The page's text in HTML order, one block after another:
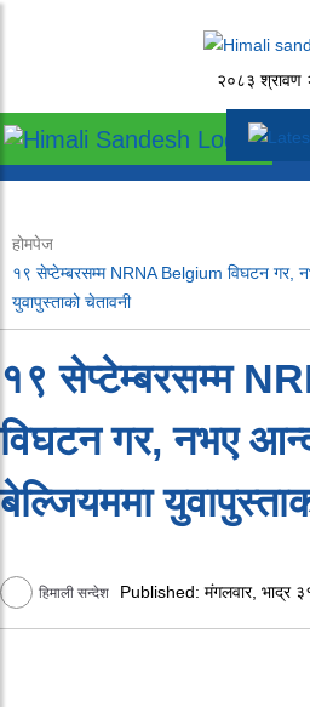
२०८३ श्रावण
होमपेज
१९ सेप्टेम्बरसम्म NRNA Belgium विघटन गर,
युवापुस्ताको चेतावनी
१९ सेप्टेम्बरसम्म
विघटन गर, नभए
बेल्जियममा
हिमाली सन्देश Published: मंगलवार, भाद्र